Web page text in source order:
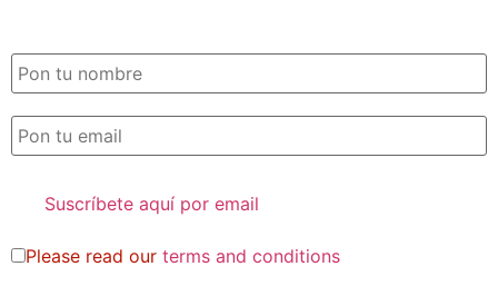
Please read our terms and conditions